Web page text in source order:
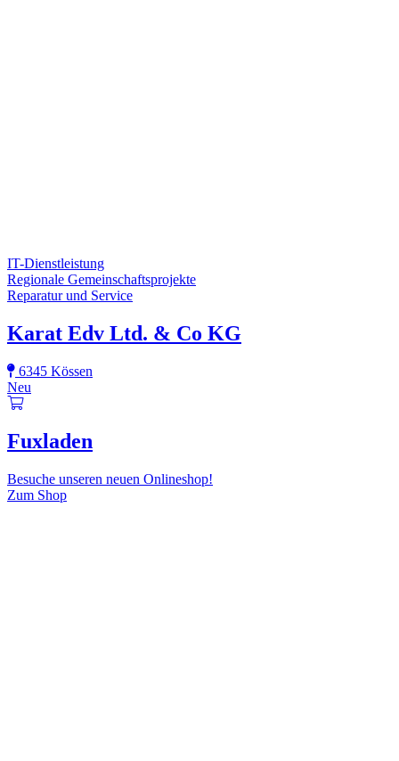
IT-Dienstleistung
Regionale Gemeinschaftsprojekte
Reparatur und Service
Karat Edv Ltd. & Co KG
6345 Kössen
Neu
Fuxladen
Besuche unseren neuen Onlineshop!
Zum Shop